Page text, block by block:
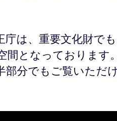
庁は、重要文化財で
間となっております
部分でもご覧いただ